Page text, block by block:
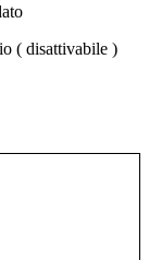
( disattivabile )